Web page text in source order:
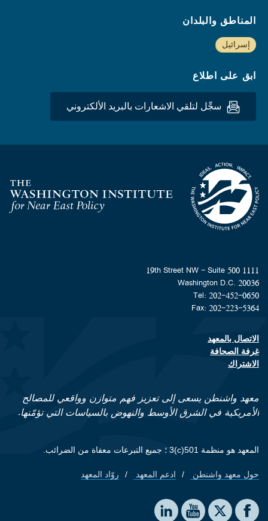
المناطق والبلدان
إسرائيل
ابق على اطلاع
سجِّل لتلقي الاشعارات بالبريد الألكتروني
Homepage
1111 19th Street NW - Suite 500
Washington D.C. 20036
Tel: 202-452-0650
Fax: 202-223-5364
Footer contact links
الاتصال بالمعهد
غرفة الصحافة
الاشتراك
معهد واشنطن يسعى إلى تعزيز فهم متوازن وواقعي للمصالح
الأمريكية في الشرق الأوسط والنهوض بالسياسات التي تؤمّنها.
المعهد هو منظمة 501(c)3 ؛ جميع التبرعات معفاة من الضرائب.
Footer quick links
حول معهد واشنطن ادعم المعهد روّاد المعهد
Social media
The Washington Institute on Facebook
The Washington Institute on X
The Washington Institute on YouTube
The Washington Institute on LinkedIn